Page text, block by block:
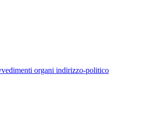
organi indirizzo-politico